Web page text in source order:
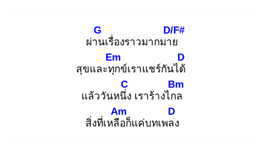
ผ่าน
G
เรื่องราวมากมาย
D/F#
สุขและทุก
Em
ข์เราแชร์กันได้
D
แล้ววันหนึ่ง
C
เราร้างไกล
Bm
สิ่งที่เหลือ
Am
ก็แค่บทเพลง
D